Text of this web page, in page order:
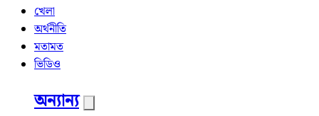
খেলা
অর্থনীতি
মতামত
ভিডিও
অন্যান্য